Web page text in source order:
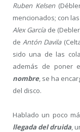
Ruben Kelsen
mencionados; con
Alex Garcíade
de Antón Davila
sido una de las
además de poner
nombre, se ha
del disco.
Hablado un poco
llegada del druida,